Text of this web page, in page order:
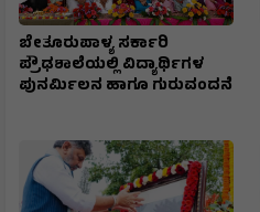
ಬೇತೂರುಪಾಳ್ಯ ಸರ್ಕಾರಿ
ಪ್ರೌಢಶಾಲೆಯಲ್ಲಿ ವಿದ್ಯಾರ್ಥಿಗಳ
ಪುನರ್ಮಿಲನ ಹಾಗೂ ಗುರುವಂದನೆ